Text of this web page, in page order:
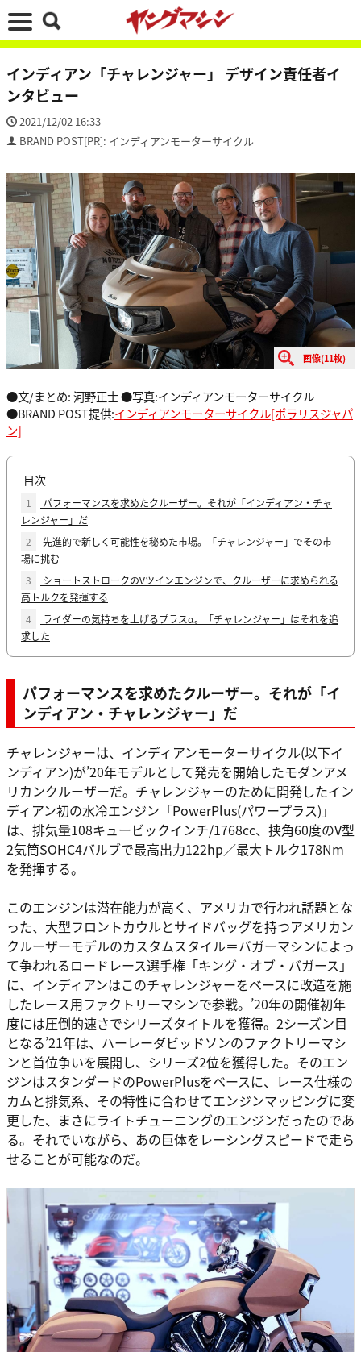
インディアン「チャレンジャー」 デザイン責任者イ
ンタビュー
2021/12/02 16:33
BRAND POST[PR]: インディアンモーターサイクル
画像(11枚)
●文/まとめ: 河野正士 ●写真:インディアンモーターサイクル
●BRAND POST提供:インディアンモーターサイクル[ポラリスジャパ
ン]
目次
1
パフォーマンスを求めたクルーザー。それが「インディアン・チャ
レンジャー」だ
2
先進的で新しく可能性を秘めた市場。「チャレンジャー」でその市
場に挑む
3
ショートストロークのVツインエンジンで、クルーザーに求められる
高トルクを発揮する
4
ライダーの気持ちを上げるプラスα。「チャレンジャー」はそれを追
求した
パフォーマンスを求めたクルーザー。それが「イ
ンディアン・チャレンジャー」だ
チャレンジャーは、インディアンモーターサイクル(以下イ
ンディアン)が’20年モデルとして発売を開始したモダンアメ
リカンクルーザーだ。チャレンジャーのために開発したイン
ディアン初の水冷エンジン「PowerPlus(パワープラス)」
は、排気量108キュービックインチ/1768cc、挟角60度のV型
2気筒SOHC4バルブで最高出力122hp／最大トルク178Nm
を発揮する。
このエンジンは潜在能力が高く、アメリカで行われ話題とな
った、大型フロントカウルとサイドバッグを持つアメリカン
クルーザーモデルのカスタムスタイル＝バガーマシンによっ
て争われるロードレース選手権「キング・オブ・バガース」
に、インディアンはこのチャレンジャーをベースに改造を施
したレース用ファクトリーマシンで参戦。’20年の開催初年
度には圧倒的速さでシリーズタイトルを獲得。2シーズン目
となる’21年は、ハーレーダビッドソンのファクトリーマシ
ンと首位争いを展開し、シリーズ2位を獲得した。そのエン
ジンはスタンダードのPowerPlusをベースに、レース仕様の
カムと排気系、その特性に合わせてエンジンマッピングに変
更した、まさにライトチューニングのエンジンだったのであ
る。それでいながら、あの巨体をレーシングスピードで走ら
せることが可能なのだ。